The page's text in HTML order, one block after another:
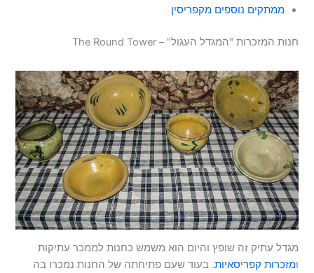
ממתקים נוספים מקפריסין
חנות המזכרות "המגדל העגול" – The Round Tower
מגדל עתיק זה שופץ והיום הוא משמש כחנות לממכר עתיקות
ומזכרות קפריסאיות. בעוד שעם פתיחתה של החנות נמכרו בה